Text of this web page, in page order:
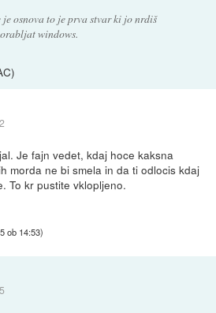
osnova to je prva stvar ki jo nrdiš
windows.
Je fajn vedet, kdaj hoce kaksna
morda ne bi smela in da ti odlocis kdaj
To kr pustite vklopljeno.
ob 14:53)